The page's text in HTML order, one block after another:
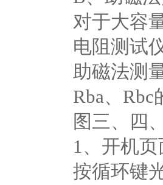
对于大容
电阻测试
助磁法测
Rba、
图三、四
1、开机
按循环键